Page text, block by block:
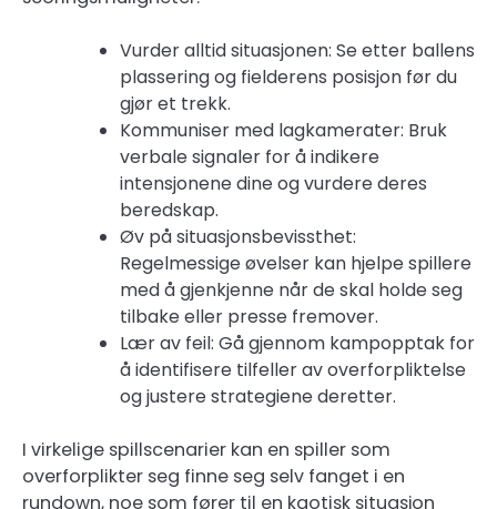
Vurder alltid situasjonen: Se etter ballens
plassering og fielderens posisjon før du
gjør et trekk.
Kommuniser med lagkamerater: Bruk
verbale signaler for å indikere
intensjonene dine og vurdere deres
beredskap.
Øv på situasjonsbevissthet:
Regelmessige øvelser kan hjelpe spillere
med å gjenkjenne når de skal holde seg
tilbake eller presse fremover.
Lær av feil: Gå gjennom kampopptak for
å identifisere tilfeller av overforpliktelse
og justere strategiene deretter.
I virkelige spillscenarier kan en spiller som
overforplikter seg finne seg selv fanget i en
rundown, noe som fører til en kaotisk situasjon